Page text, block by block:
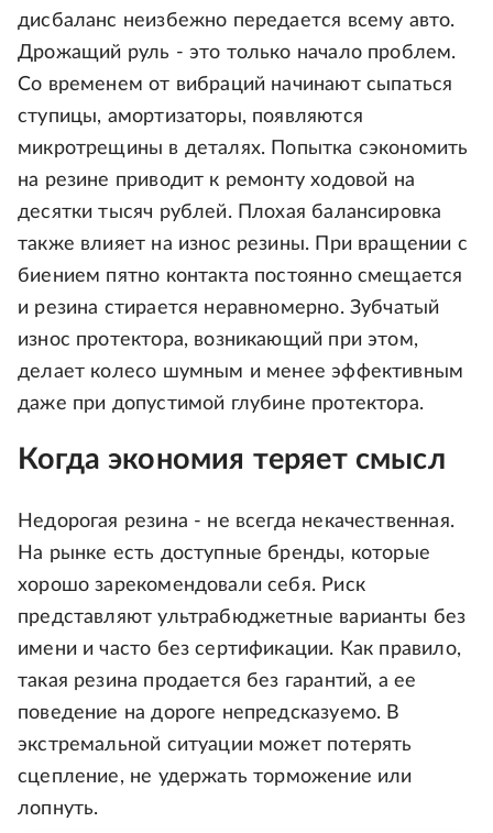
дисбаланс неизбежно передается всему авто.
Дрожащий руль - это только начало проблем.
Со временем от вибраций начинают сыпаться
ступицы, амортизаторы, появляются
микротрещины в деталях. Попытка сэкономить
на резине приводит к ремонту ходовой на
десятки тысяч рублей. Плохая балансировка
также влияет на износ резины. При вращении с
биением пятно контакта постоянно смещается
и резина стирается неравномерно. Зубчатый
износ протектора, возникающий при этом,
делает колесо шумным и менее эффективным
даже при допустимой глубине протектора.
Когда экономия теряет смысл
Недорогая резина - не всегда некачественная.
На рынке есть доступные бренды, которые
хорошо зарекомендовали себя. Риск
представляют ультрабюджетные варианты без
имени и часто без сертификации. Как правило,
такая резина продается без гарантий, а ее
поведение на дороге непредсказуемо. В
экстремальной ситуации может потерять
сцепление, не удержать торможение или
лопнуть.